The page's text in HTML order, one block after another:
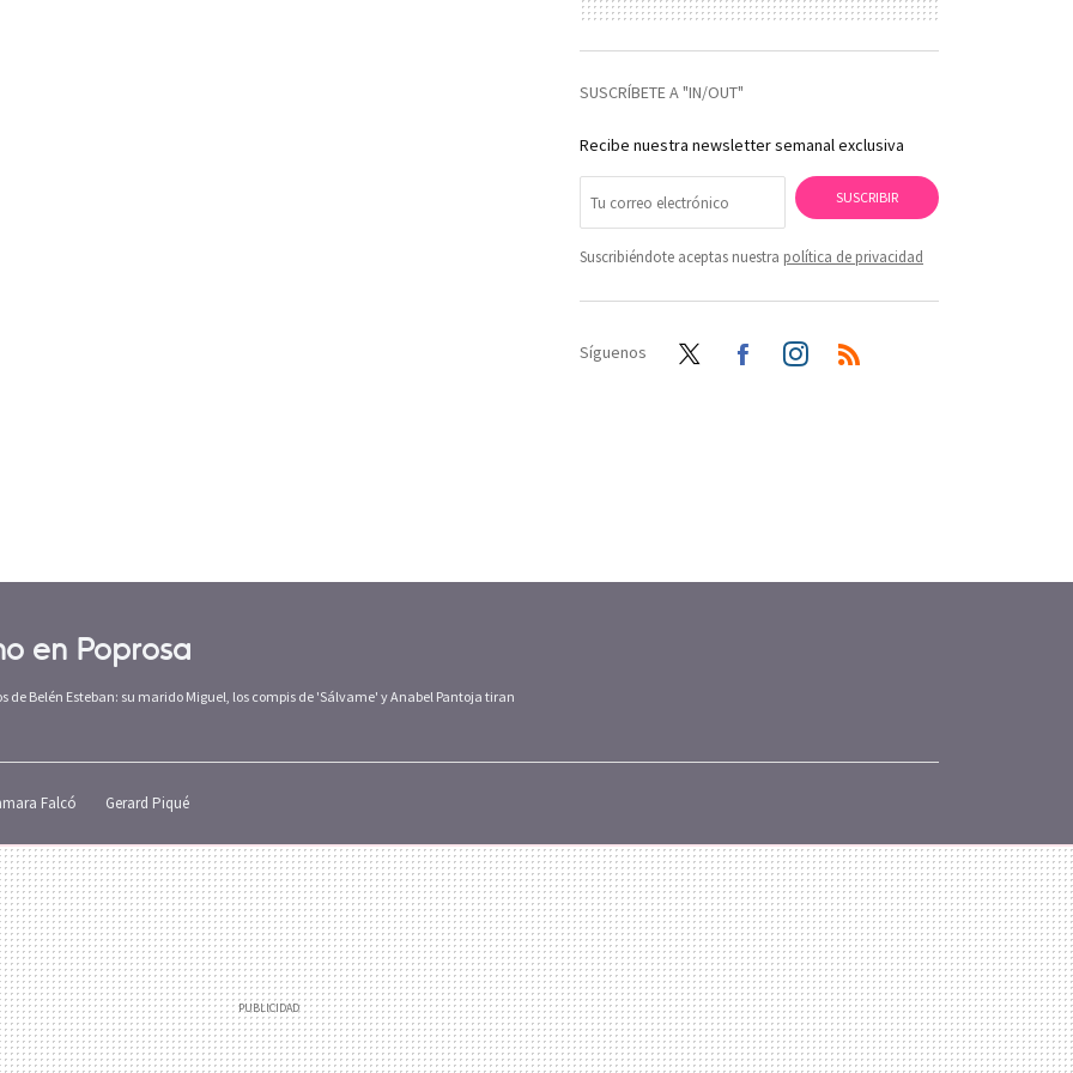
SUSCRÍBETE A "IN/OUT"
Recibe nuestra newsletter semanal exclusiva
SUSCRIBIR
Suscribiéndote aceptas nuestra política de privacidad
Síguenos
en Poprosa
Belén Esteban: su marido Miguel, los compis de 'Sálvame' y Anabel Pantoja tiran
Falcó Gerard Piqué